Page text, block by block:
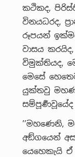
කථිකද,
විනයධරද,
රූපයන්
වාසය
විමුක්තියද,
මෙසේ
යුක්තවු
සම්පූර්‍ණවූයේද
’’මහණෙනි,
අඞ්ගයෙන්
යෙහෙකැයි